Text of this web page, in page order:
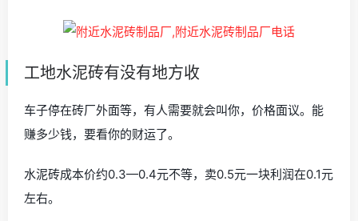
工地水泥砖有没有地方收
车子停在砖厂外面等，有人需要就会叫你，价格面议。能
赚多少钱，要看你的财运了。
水泥砖成本价约0.3—0.4元不等，卖0.5元一块利润在0.1元
左右。